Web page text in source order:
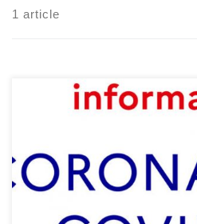
1 article
» Suite aux dernières annonces
sportives scolaires et extrascolaires